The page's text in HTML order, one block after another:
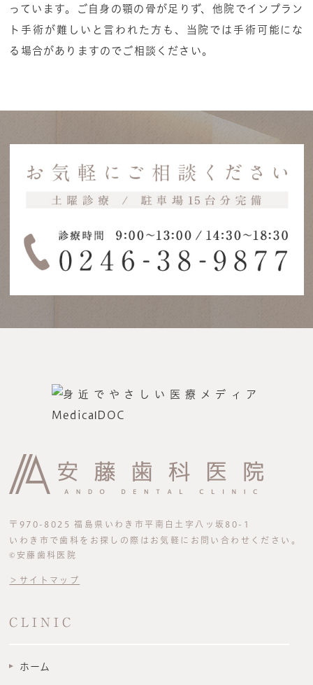
っています。ご自身の顎の骨が足りず、他院でインプラン
ト手術が難しいと言われた方も、当院では手術可能にな
る場合がありますのでご相談ください。
〒970-8025 福島県いわき市平南白土字八ッ坂80-1
いわき市で歯科をお探しの際はお気軽にお問い合わせください。
©安藤歯科医院
＞サイトマップ
CLINIC
ホーム